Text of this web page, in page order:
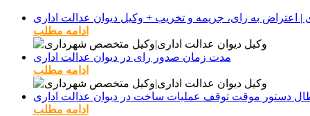
ادامه مطلب
مدت زمان صدور رای در دیوان عدالت اداری
ادامه مطلب
دستور موقت توقف عملیات ساخت در دیوان عدالت اداری
ادامه مطلب